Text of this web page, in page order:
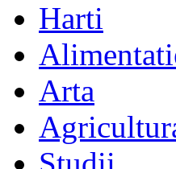
Harti
Arta